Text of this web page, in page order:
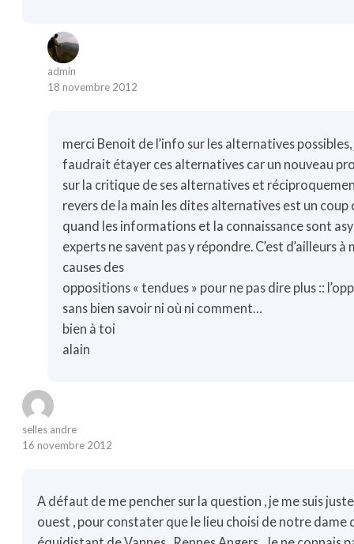
admin
18 novembre 2012
merci Benoit de l’info sur les alternatives
faudrait étayer ces alternatives car un nouveau
sur la critique de ses alternatives et
revers de la main les dites alternatives est un coup
quand les informations et la connaissance sont
experts ne savent pas y répondre. C’est d’ailleurs à
causes des
oppositions « tendues » pour ne pas dire plus ::
sans bien savoir ni où ni comment…
bien à toi
alain
selles andre
16 novembre 2012
A défaut de me pencher sur la question , je me suis
ouest , pour constater que le lieu choisi de notre dame